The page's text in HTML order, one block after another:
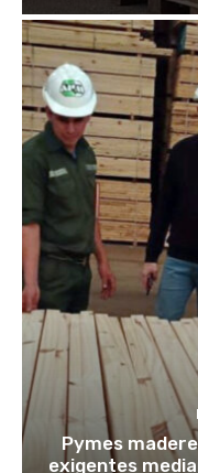
Pymes
exigentes